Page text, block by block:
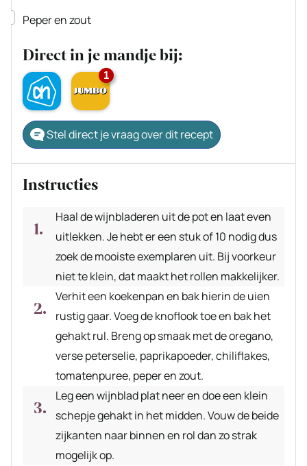
▢
Peper en zout
Direct in je mandje bij:
1
Stel direct je vraag over dit recept
Instructies
Haal de wijnbladeren uit de pot en laat even
uitlekken. Je hebt er een stuk of 10 nodig dus
zoek de mooiste exemplaren uit. Bij voorkeur
niet te klein, dat maakt het rollen makkelijker.
Verhit een koekenpan en bak hierin de uien
rustig gaar. Voeg de knoflook toe en bak het
gehakt rul. Breng op smaak met de oregano,
verse peterselie, paprikapoeder, chiliflakes,
tomatenpuree, peper en zout.
Leg een wijnblad plat neer en doe een klein
schepje gehakt in het midden. Vouw de beide
zijkanten naar binnen en rol dan zo strak
mogelijk op.